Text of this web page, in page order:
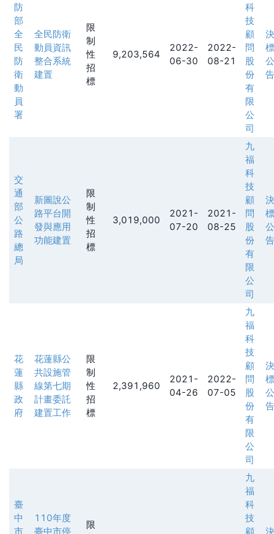
防
部
全
民
防
衛
動
員
署
全民防衛
動員資訊
整合系統
建置
限
制
性
招
標
9,203,564
2022-
06-30
2022-
08-21
科
技
顧
問
股
份
有
限
公
司
決
標
公
告
交
通
部
公
路
總
局
新圖說公
路平台開
發與應用
功能建置
限
制
性
招
標
3,019,000
2021-
07-20
2021-
08-25
九
福
科
技
顧
問
股
份
有
限
公
司
決
標
公
告
花
蓮
縣
政
府
花蓮縣公
共設施管
線第七期
計畫委託
建置工作
限
制
性
招
標
2,391,960
2021-
04-26
2022-
07-05
九
福
科
技
顧
問
股
份
有
限
公
司
決
標
公
告
臺
中
市
110年度
臺中市停
限
九
福
科
技
顧
決